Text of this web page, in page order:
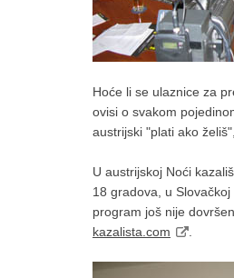
Hoće li se ulaznice za
ovisi o svakom
austrijski "plati ako
U austrijskoj Noći
18 gradova, u
program još nije
kazalista.com